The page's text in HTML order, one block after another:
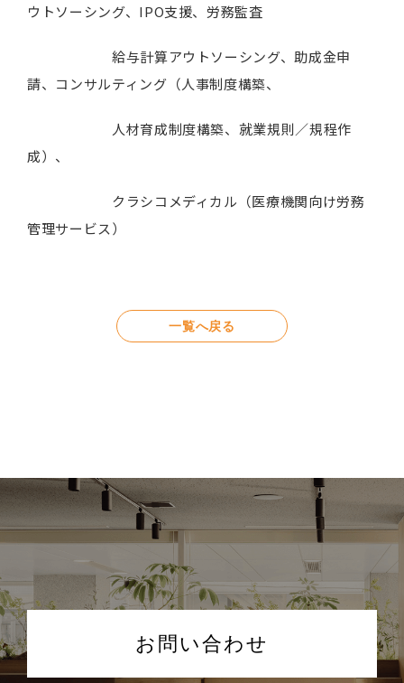
ウトソーシング、IPO支援、労務監査
給与計算アウトソーシング、助成金申
請、コンサルティング（人事制度構築、
人材育成制度構築、就業規則／規程作
成）、
クラシコメディカル（医療機関向け労務
管理サービス）
一覧へ戻る
お問い合わせ